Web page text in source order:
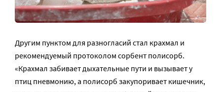
Другим пунктом для разногласий стал крахмал и
рекомендуемый протоколом сорбент полисорб.
«Крахмал забивает дыхательные пути и вызывает у
птиц пневмонию, а полисорб закупоривает кишечник,